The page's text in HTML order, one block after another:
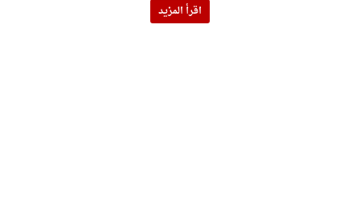
اقرأ المزيد